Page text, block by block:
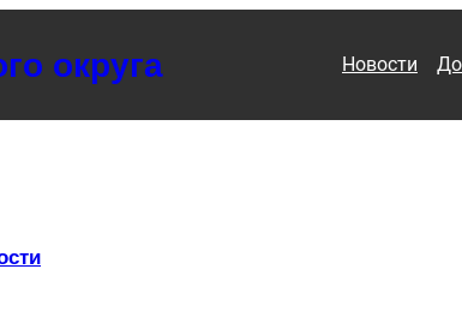
округа Новости